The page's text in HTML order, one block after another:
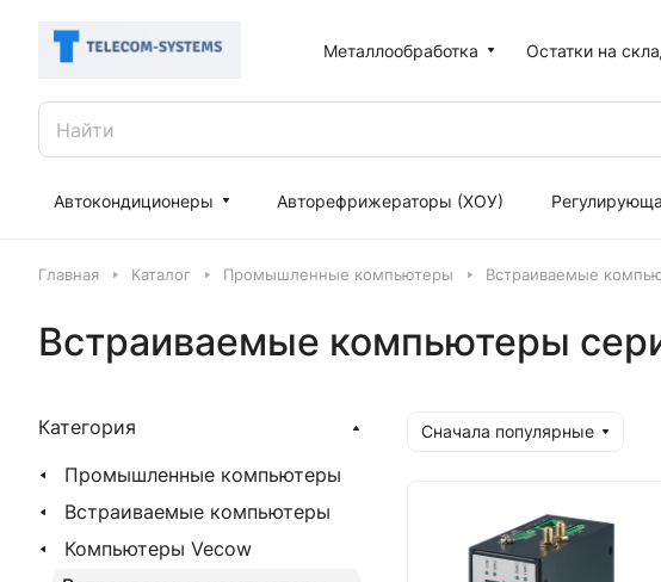
Металлообработка Остатки на
Автокондиционеры Авторефрижераторы (ХОУ)
Главная Каталог Промышленные компьютеры Встраиваемые
Встраиваемые компьютеры
Сначала популярные
Категория
Промышленные компьютеры
Встраиваемые компьютеры
Компьютеры Vecow